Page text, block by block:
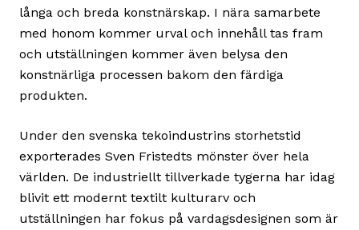
långa och breda konstnärskap. I nära samarbete
med honom kommer urval och innehåll tas fram
och utställningen kommer även belysa den
konstnärliga processen bakom den färdiga
produkten.
Under den svenska tekoindustrins storhetstid
exporterades Sven Fristedts mönster över hela
världen. De industriellt tillverkade tygerna har idag
blivit ett modernt textilt kulturarv och
utställningen har fokus på vardagsdesignen som är